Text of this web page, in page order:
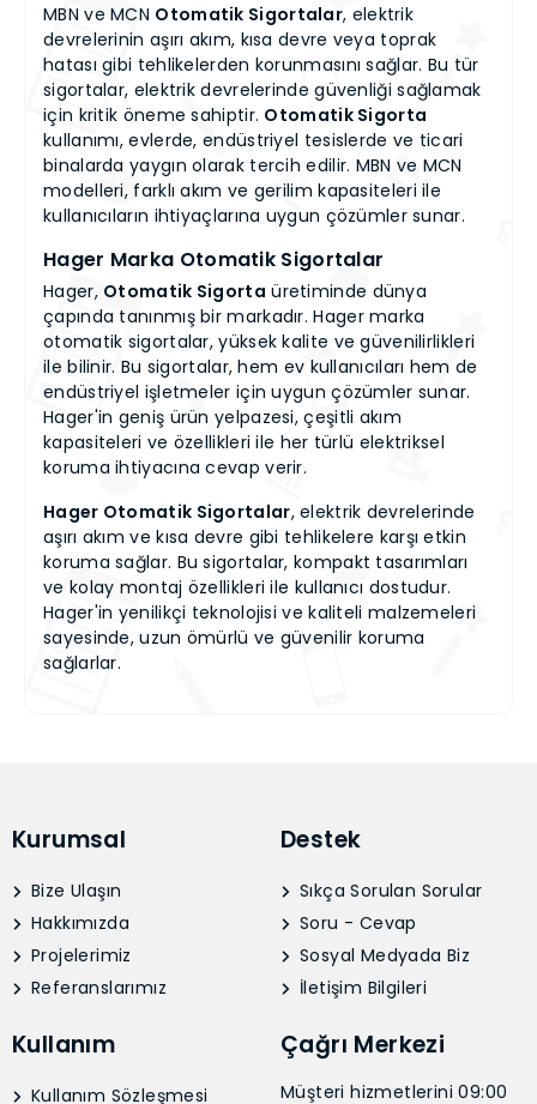
MBN ve MCN Otomatik Sigortalar, elektrik
devrelerinin aşırı akım, kısa devre veya toprak
hatası gibi tehlikelerden korunmasını sağlar. Bu tür
sigortalar, elektrik devrelerinde güvenliği sağlamak
için kritik öneme sahiptir. Otomatik Sigorta
kullanımı, evlerde, endüstriyel tesislerde ve ticari
binalarda yaygın olarak tercih edilir. MBN ve MCN
modelleri, farklı akım ve gerilim kapasiteleri ile
kullanıcıların ihtiyaçlarına uygun çözümler sunar.
Hager Marka Otomatik Sigortalar
Hager, Otomatik Sigorta üretiminde dünya
çapında tanınmış bir markadır. Hager marka
otomatik sigortalar, yüksek kalite ve güvenilirlikleri
ile bilinir. Bu sigortalar, hem ev kullanıcıları hem de
endüstriyel işletmeler için uygun çözümler sunar.
Hager'in geniş ürün yelpazesi, çeşitli akım
kapasiteleri ve özellikleri ile her türlü elektriksel
koruma ihtiyacına cevap verir.
Hager Otomatik Sigortalar, elektrik devrelerinde
aşırı akım ve kısa devre gibi tehlikelere karşı etkin
koruma sağlar. Bu sigortalar, kompakt tasarımları
ve kolay montaj özellikleri ile kullanıcı dostudur.
Hager'in yenilikçi teknolojisi ve kaliteli malzemeleri
sayesinde, uzun ömürlü ve güvenilir koruma
sağlarlar.
Kurumsal
Bize Ulaşın
Hakkımızda
Projelerimiz
Referanslarımız
Destek
Sıkça Sorulan Sorular
Soru - Cevap
Sosyal Medyada Biz
İletişim Bilgileri
Kullanım
Kullanım Sözleşmesi
Çağrı Merkezi
Müşteri hizmetlerini 09:00